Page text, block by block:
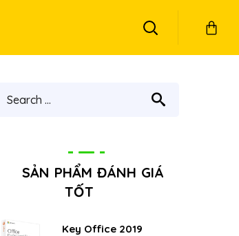
SẢN PHẨM ĐÁNH GIÁ
TỐT
Key Office 2019